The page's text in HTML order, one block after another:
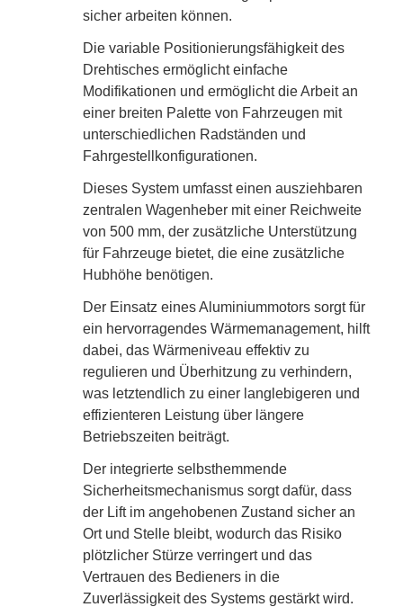
sicher arbeiten können.
Die variable Positionierungsfähigkeit des
Drehtisches ermöglicht einfache
Modifikationen und ermöglicht die Arbeit an
einer breiten Palette von Fahrzeugen mit
unterschiedlichen Radständen und
Fahrgestellkonfigurationen.
Dieses System umfasst einen ausziehbaren
zentralen Wagenheber mit einer Reichweite
von 500 mm, der zusätzliche Unterstützung
für Fahrzeuge bietet, die eine zusätzliche
Hubhöhe benötigen.
Der Einsatz eines Aluminiummotors sorgt für
ein hervorragendes Wärmemanagement, hilft
dabei, das Wärmeniveau effektiv zu
regulieren und Überhitzung zu verhindern,
was letztendlich zu einer langlebigeren und
effizienteren Leistung über längere
Betriebszeiten beiträgt.
Der integrierte selbsthemmende
Sicherheitsmechanismus sorgt dafür, dass
der Lift im angehobenen Zustand sicher an
Ort und Stelle bleibt, wodurch das Risiko
plötzlicher Stürze verringert und das
Vertrauen des Bedieners in die
Zuverlässigkeit des Systems gestärkt wird.